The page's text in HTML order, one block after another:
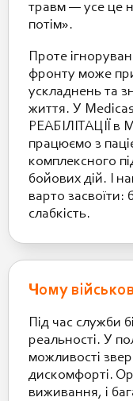
травм — усе це
потім».
Проте
фронту може
ускладнень та
життя. У
РЕАБІЛІТАЦІЇ
працюємо з
комплексного
бойових дій. І
варто засвоїти:
слабкість.
Чому
Під час служби
реальності. У
можливості
дискомфорті.
виживання, і